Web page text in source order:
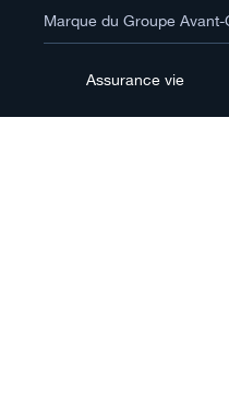
Marque du Groupe Avant-
Assurance vie